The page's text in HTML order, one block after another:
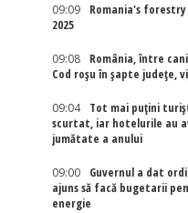
09:09
Romania's
2025
09:08
România, între
Cod roșu în șapte județe,
09:04
Tot mai puțini
scurtat, iar hotelurile au
jumătate a anului
09:00
Guvernul a dat
ajuns să facă bugetarii
energie